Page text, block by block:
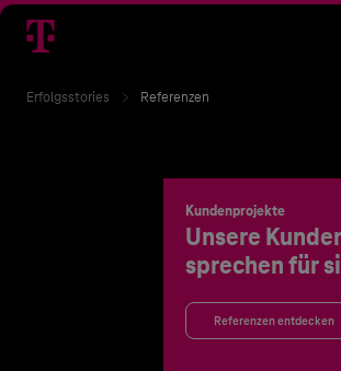
Erfolgsstories Referenzen
Kundenprojekte
Unsere
sprechen für
Referenzen entdecken